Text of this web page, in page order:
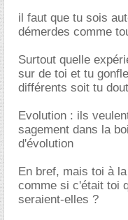
il faut que tu sois
démerdes comme
Surtout quelle
sur de toi et tu
différents soit tu
Evolution : ils
sagement dans la
d'évolution
En bref, mais toi à
comme si c'était toi
seraient-elles ?